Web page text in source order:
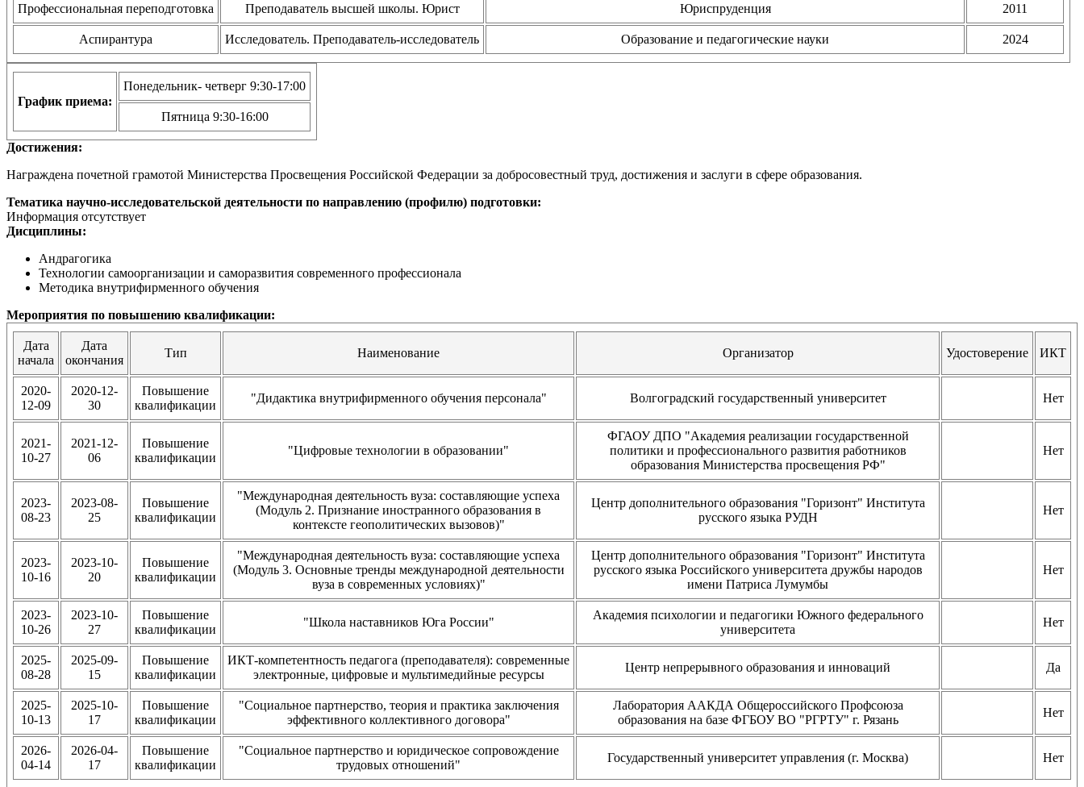
Профессиональная переподготовка Преподаватель высшей школы. Юрист Юриспруденция 2011
Аспирантура Исследователь. Преподаватель-исследователь Образование и педагогические науки 2024
График приема:
Понедельник- четверг 9:30-17:00
Пятница 9:30-16:00
Достижения:
Награждена почетной грамотой Министерства Просвещения Российской Федерации за добросовестный труд, достижения и заслуги в сфере образования.
Тематика научно-исследовательской деятельности по направлению (профилю) подготовки:
Информация отсутствует
Дисциплины:
Андрагогика
Технологии самоорганизации и саморазвития современного профессионала
Методика внутрифирменного обучения
Мероприятия по повышению квалификации:
Дата
начала
Дата
окончания
Тип Наименование Организатор Удостоверение ИКТ
2020-
12-09
2020-12-
30
Повышение
квалификации
"Дидактика внутрифирменного обучения персонала" Волгоградский государственный университет Нет
2021-
10-27
2021-12-
06
Повышение
квалификации
"Цифровые технологии в образовании"
ФГАОУ ДПО "Академия реализации государственной
политики и профессионального развития работников
образования Министерства просвещения РФ"
Нет
2023-
08-23
2023-08-
25
Повышение
квалификации
"Международная деятельность вуза: составляющие успеха
(Модуль 2. Признание иностранного образования в
контексте геополитических вызовов)"
Центр дополнительного образования "Горизонт" Института
русского языка РУДН
Нет
2023-
10-16
2023-10-
20
Повышение
квалификации
"Международная деятельность вуза: составляющие успеха
(Модуль 3. Основные тренды международной деятельности
вуза в современных условиях)"
Центр дополнительного образования "Горизонт" Института
русского языка Российского университета дружбы народов
имени Патриса Лумумбы
Нет
2023-
10-26
2023-10-
27
Повышение
квалификации
"Школа наставников Юга России"
Академия психологии и педагогики Южного федерального
университета
Нет
2025-
08-28
2025-09-
15
Повышение
квалификации
ИКТ-компетентность педагога (преподавателя): современные
электронные, цифровые и мультимедийные ресурсы
Центр непрерывного образования и инноваций Да
2025-
10-13
2025-10-
17
Повышение
квалификации
"Социальное партнерство, теория и практика заключения
эффективного коллективного договора"
Лаборатория ААКДА Общероссийского Профсоюза
образования на базе ФГБОУ ВО "РГРТУ" г. Рязань
Нет
2026-
04-14
2026-04-
17
Повышение
квалификации
"Социальное партнерство и юридическое сопровождение
трудовых отношений"
Государственный университет управления (г. Москва) Нет